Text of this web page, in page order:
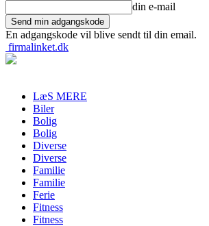
din e-mail
En adgangskode vil blive sendt til din email.
firmalinket.dk
LæS MERE
Biler
Bolig
Bolig
Diverse
Diverse
Familie
Familie
Ferie
Fitness
Fitness